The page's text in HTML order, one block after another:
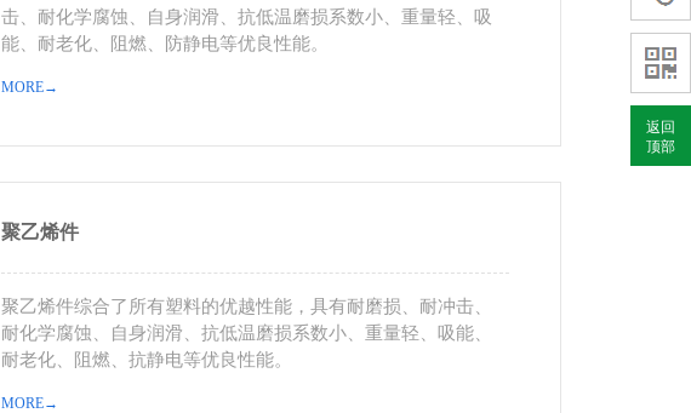
击、耐化学腐蚀、自身润滑、抗低温磨损系数小、重量轻、吸
能、耐老化、阻燃、防静电等优良性能。
MORE→
聚乙烯件
聚乙烯件综合了所有塑料的优越性能，具有耐磨损、耐冲击、
耐化学腐蚀、自身润滑、抗低温磨损系数小、重量轻、吸能、
耐老化、阻燃、抗静电等优良性能。
MORE→
返回
顶部